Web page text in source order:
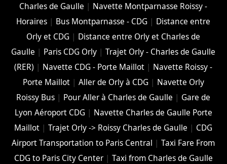
Charles de Gaulle | Navette Montparnasse Roissy -
Horaires | Bus Montparnasse - CDG | Distance entre
Orly et CDG | Distance entre Orly et Charles de
Gaulle | Paris CDG Orly |Trajet Orly - Charles de Gaulle
(RER) | Navette CDG - Porte Maillot | Navette Roissy -
Porte Maillot| Aller de Orly à CDG | Navette Orly
Roissy Bus | Pour Aller à Charles de Gaulle | Gare de
Lyon Aéroport CDG | Navette Charles de Gaulle Porte
Maillot |Trajet Orly -> Roissy Charles de Gaulle | CDG
Airport Transportation to Paris Central |Taxi Fare From
CDG to Paris City Center| Taxi from Charles de Gaulle